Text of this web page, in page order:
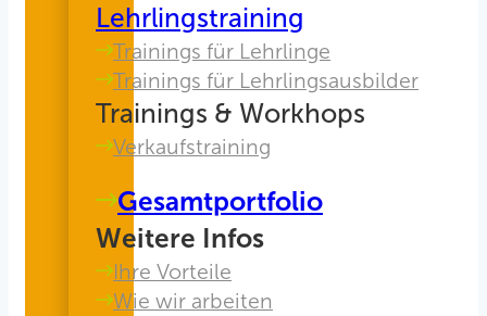
Lehrlingstraining
Trainings für Lehrlinge
Trainings für Lehrlingsausbilder
Trainings & Workhops
Verkaufstraining
Gesamtportfolio
Weitere Infos
Ihre Vorteile
Wie wir arbeiten